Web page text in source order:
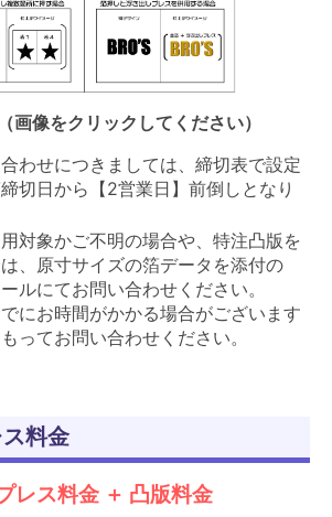
画像をクリックしてください）
わせにつきましては、締切表で設定
切日から【2営業日】前倒しとなり
対象かご不明の場合や、特注凸版を
、原寸サイズの箔データを添付の
ルにてお問い合わせください。
にお時間がかかる場合がございます
ってお問い合わせください。
料金
レス料金 ＋ 凸版料金